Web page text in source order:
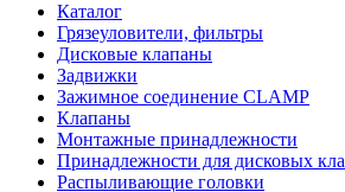
Каталог
Грязеуловители, фильтры
Дисковые клапаны
Задвижки
Зажимное соединение CLAMP
Клапаны
Монтажные принадлежности
Принадлежности для дисковых
Распыливающие головки